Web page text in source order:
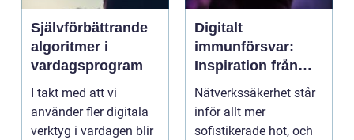
Självförbättrande
algoritmer i
vardagsprogram
I takt med att vi
använder fler digitala
verktyg i vardagen blir
Digitalt
immunförsvar:
Inspiration från
biologiska system
för att stärka
nätverkssäkerhet
Nätverkssäkerhet står
inför allt mer
sofistikerade hot, och